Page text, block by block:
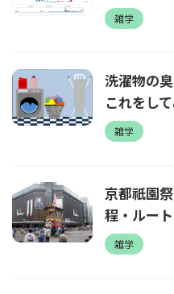
雑学
洗濯物の
これをし
雑学
京都祇園
程・ルー
雑学